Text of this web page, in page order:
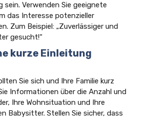
sein. Verwenden Sie geeignete
das Interesse potenzieller
Zum Beispiel: „Zuverlässiger und
gesucht!“
kurze Einleitung
Sie sich und Ihre Familie kurz
Informationen über die Anzahl und
Ihre Wohnsituation und Ihre
Babysitter. Stellen Sie sicher, dass